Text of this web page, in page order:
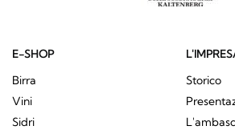
E-SHOP
Birra
Vini
Sidri
Storico